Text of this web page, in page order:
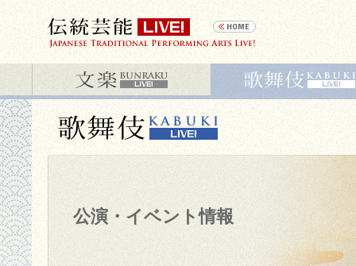
公演・イベント情報